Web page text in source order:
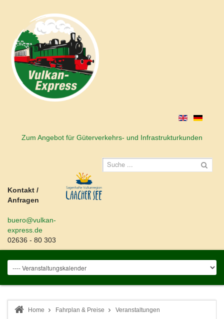
Zum Angebot für Güterverkehrs- und Infrastrukturkunden
Kontakt /
Anfragen
buero@vulkan-
express.de
02636 - 80 303
Home Fahrplan & Preise
Veranstaltungen